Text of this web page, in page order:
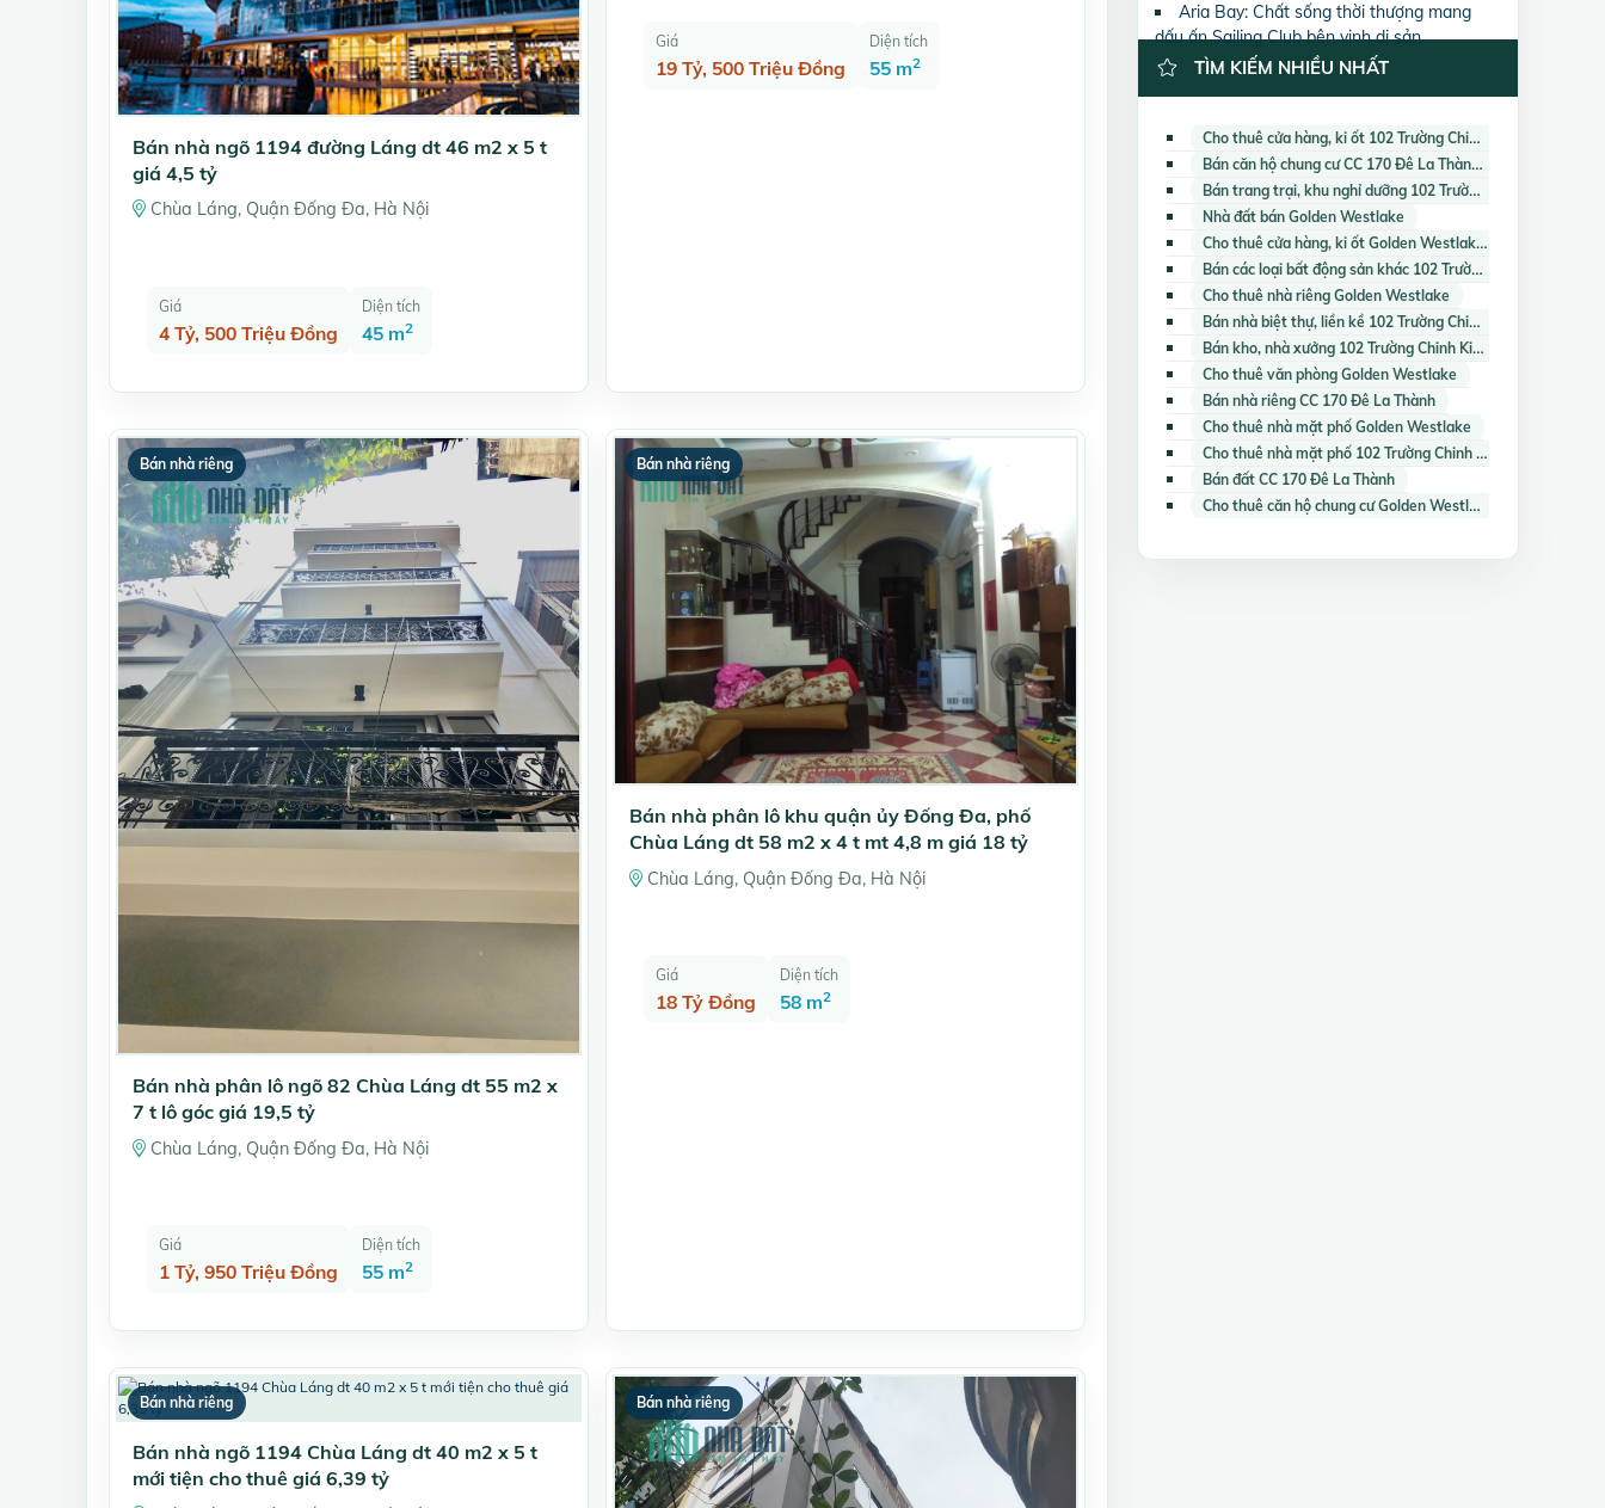
Bán nhà ngõ 1194 đường Láng dt 46 m2 x 5 t
giá 4,5 tỷ
Chùa Láng, Quận Đống Đa, Hà Nội
Giá
4 Tỷ, 500 Triệu Đồng
Diện tích
45 m2
Giá
19 Tỷ, 500 Triệu Đồng
Diện tích
55 m2
Bán nhà riêng
Bán nhà phân lô ngõ 82 Chùa Láng dt 55 m2 x
7 t lô góc giá 19,5 tỷ
Chùa Láng, Quận Đống Đa, Hà Nội
Giá
1 Tỷ, 950 Triệu Đồng
Diện tích
55 m2
Bán nhà riêng
Bán nhà phân lô khu quận ủy Đống Đa, phố
Chùa Láng dt 58 m2 x 4 t mt 4,8 m giá 18 tỷ
Chùa Láng, Quận Đống Đa, Hà Nội
Giá
18 Tỷ Đồng
Diện tích
58 m2
Bán nhà riêng
Bán nhà ngõ 1194 Chùa Láng dt 40 m2 x 5 t
mới tiện cho thuê giá 6,39 tỷ
Bán nhà riêng
Aria Bay: Chất sống thời thượng mang
dấu ấn Sailing Club bên vịnh di sản
TÌM KIẾM NHIỀU NHẤT
Cho thuê cửa hàng, ki ốt 102 Trường Chinh Kinh Đô (Capital Garden)
Bán căn hộ chung cư CC 170 Đê La Thành
Bán trang trại, khu nghỉ dưỡng 102 Trường Chinh Kinh Đô (Capital Garden)
Nhà đất bán Golden Westlake
Cho thuê cửa hàng, ki ốt Golden Westlake
Bán các loại bất động sản khác 102 Trường Chinh Kinh Đô (Capital Garden)
Cho thuê nhà riêng Golden Westlake
Bán nhà biệt thự, liền kề 102 Trường Chinh Kinh Đô (Capital Garden)
Bán kho, nhà xưởng 102 Trường Chinh Kinh Đô (Capital Garden)
Cho thuê văn phòng Golden Westlake
Bán nhà riêng CC 170 Đê La Thành
Cho thuê nhà mặt phố Golden Westlake
Cho thuê nhà mặt phố 102 Trường Chinh Kinh Đô (Capital Garden)
Bán đất CC 170 Đê La Thành
Cho thuê căn hộ chung cư Golden Westlake